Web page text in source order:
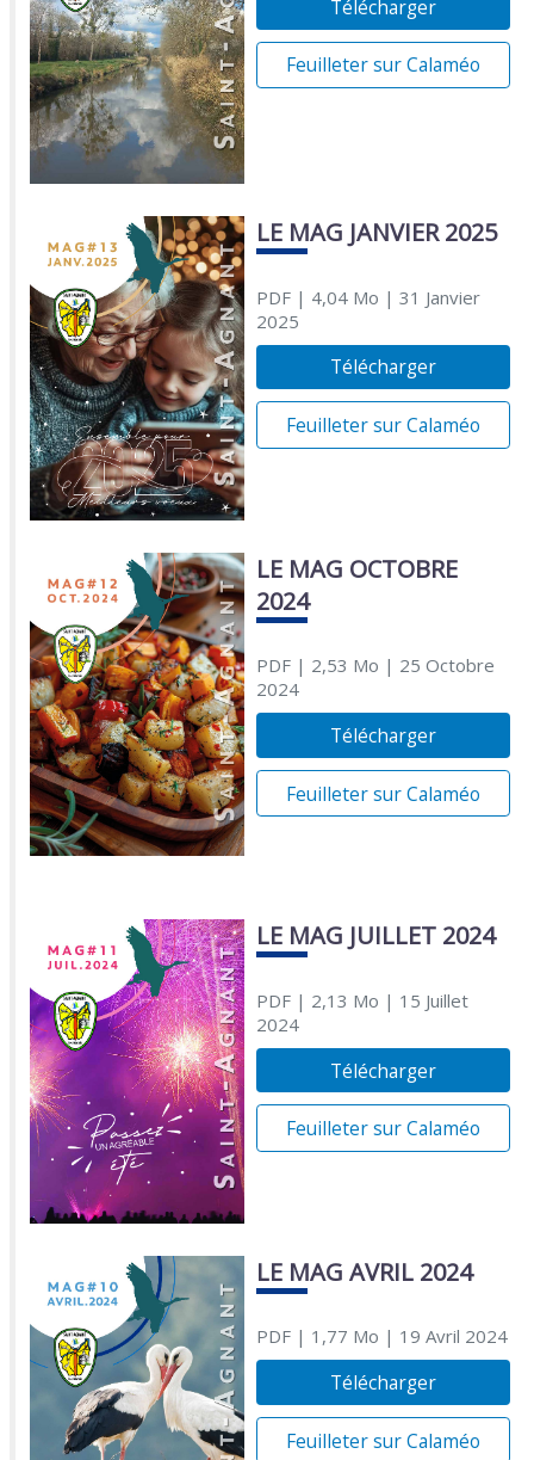
Télécharger
Feuilleter sur Calaméo
LE MAG JANVIER 2025
PDF| 4,04 Mo | 31 Janvier
2025
Télécharger
Feuilleter sur Calaméo
LE MAG OCTOBRE
2024
PDF| 2,53 Mo | 25 Octobre
2024
Télécharger
Feuilleter sur Calaméo
LE MAG JUILLET 2024
PDF| 2,13 Mo | 15 Juillet
2024
Télécharger
Feuilleter sur Calaméo
LE MAG AVRIL 2024
PDF| 1,77 Mo | 19 Avril 2024
Télécharger
Feuilleter sur Calaméo